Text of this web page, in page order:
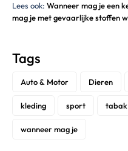
Lees ook: Wanneer mag je een
mag je met gevaarlijke stoffen
Tags
Auto & Motor Dieren
kleding sport tabak
wanneer mag je